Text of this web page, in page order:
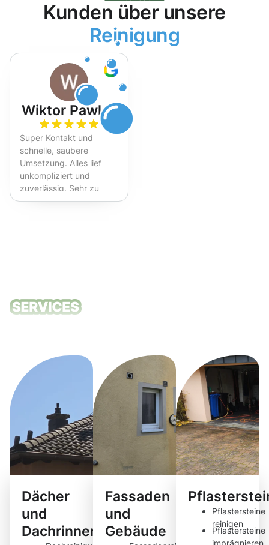
Kunden über unsere
Reinigung
Wiktor Pawlak
Super Kontakt und
schnelle, saubere
Umsetzung. Alles lief
unkompliziert und
zuverlässig. Sehr zu
empfehlen!
Dächer
und
Dachrinnen
Fassaden
und
Gebäude
Pflastersteine
reinigen
Pflastersteine